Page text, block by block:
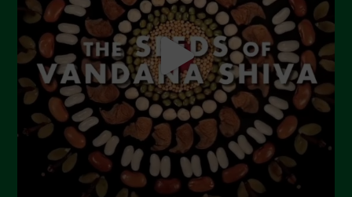
Luglio 2023
Giugno 2023
Maggio 2023
Aprile 2023
Marzo 2023
Febbraio 2023
Dicembre 2022